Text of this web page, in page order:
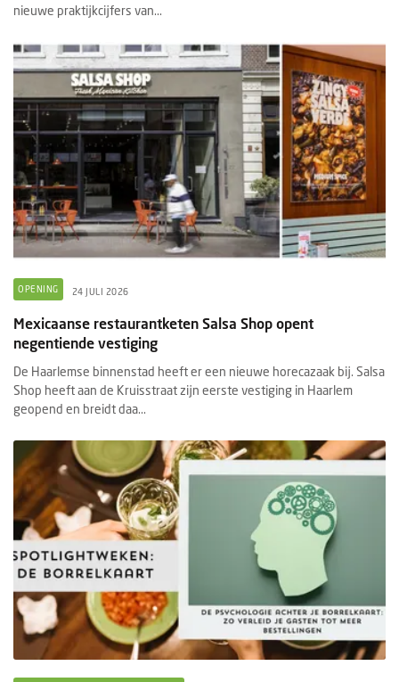
nieuwe praktijkcijfers van...
OPENING 24 JULI 2026
Mexicaanse restaurantketen Salsa Shop opent
negentiende vestiging
De Haarlemse binnenstad heeft er een nieuwe horecazaak bij. Salsa
Shop heeft aan de Kruisstraat zijn eerste vestiging in Haarlem
geopend en breidt daa...